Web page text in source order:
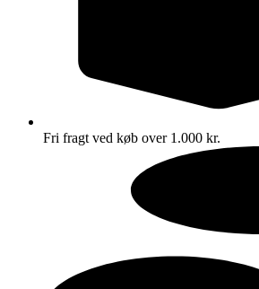
Fri fragt ved køb over 1.000 kr.